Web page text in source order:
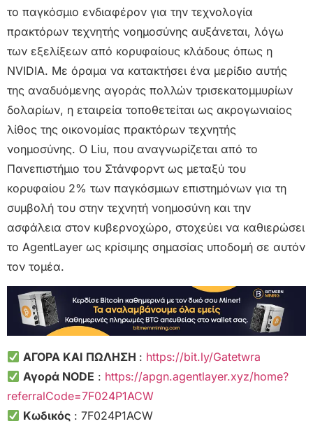
το παγκόσμιο ενδιαφέρον για την τεχνολογία
πρακτόρων τεχνητής νοημοσύνης αυξάνεται, λόγω
των εξελίξεων από κορυφαίους κλάδους όπως η
NVIDIA. Με όραμα να κατακτήσει ένα μερίδιο αυτής
της αναδυόμενης αγοράς πολλών τρισεκατομμυρίων
δολαρίων, η εταιρεία τοποθετείται ως ακρογωνιαίος
λίθος της οικονομίας πρακτόρων τεχνητής
νοημοσύνης. Ο Liu, που αναγνωρίζεται από το
Πανεπιστήμιο του Στάνφορντ ως μεταξύ του
κορυφαίου 2% των παγκόσμιων επιστημόνων για τη
συμβολή του στην τεχνητή νοημοσύνη και την
ασφάλεια στον κυβερνοχώρο, στοχεύει να καθιερώσει
το AgentLayer ως κρίσιμης σημασίας υποδομή σε αυτόν
τον τομέα.
ΑΓΟΡΑ ΚΑΙ ΠΩΛΗΣΗ : https://bit.ly/Gatetwra
Αγορά NODE : https://apgn.agentlayer.xyz/home?
referralCode=7F024P1ACW
Κωδικός : 7F024P1ACW